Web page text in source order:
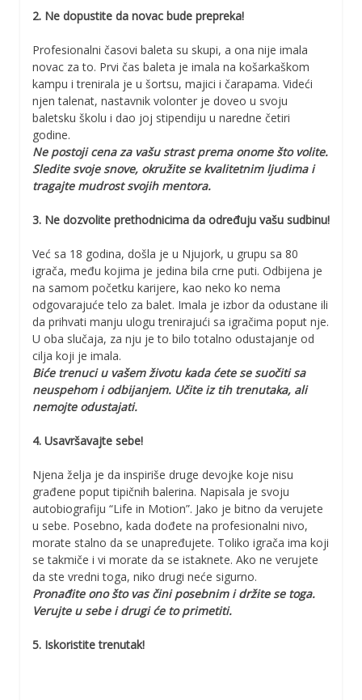
2. Ne dopustite da novac bude prepreka!
Profesionalni časovi baleta su skupi, a ona nije imala
novac za to. Prvi čas baleta je imala na košarkaškom
kampu i trenirala je u šortsu, majici i čarapama. Videći
njen talenat, nastavnik volonter je doveo u svoju
baletsku školu i dao joj stipendiju u naredne četiri
godine.
Ne postoji cena za vašu strast prema onome što volite.
Sledite svoje snove, okružite se kvalitetnim ljudima i
tragajte mudrost svojih mentora.
3. Ne dozvolite prethodnicima da određuju vašu sudbinu!
Već sa 18 godina, došla je u Njujork, u grupu sa 80
igrača, među kojima je jedina bila crne puti. Odbijena je
na samom početku karijere, kao neko ko nema
odgovarajuće telo za balet. Imala je izbor da odustane ili
da prihvati manju ulogu trenirajući sa igračima poput nje.
U oba slučaja, za nju je to bilo totalno odustajanje od
cilja koji je imala.
Biće trenuci u vašem životu kada ćete se suočiti sa
neuspehom i odbijanjem. Učite iz tih trenutaka, ali
nemojte odustajati.
4. Usavršavajte sebe!
Njena želja je da inspiriše druge devojke koje nisu
građene poput tipičnih balerina. Napisala je svoju
autobiografiju “Life in Motion”. Jako je bitno da verujete
u sebe. Posebno, kada dođete na profesionalni nivo,
morate stalno da se unapređujete. Toliko igrača ima koji
se takmiče i vi morate da se istaknete. Ako ne verujete
da ste vredni toga, niko drugi neće sigurno.
Pronađite ono što vas čini posebnim i držite se toga.
Verujte u sebe i drugi će to primetiti.
5. Iskoristite trenutak!